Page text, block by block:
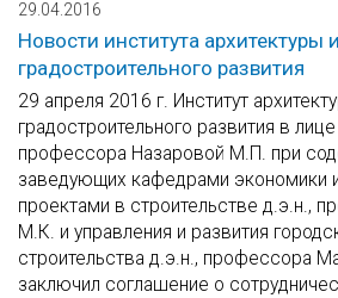
29.04.2016
Новости института архитектуры и
градостроительного развития
29 апреля 2016 г. Институт
градостроительного развития в
профессора Назаровой М.П. при
заведующих кафедрами экономики
проектами в строительстве д.э.н.,
М.К. и управления и развития
строительства д.э.н., профессора
заключил соглашение о